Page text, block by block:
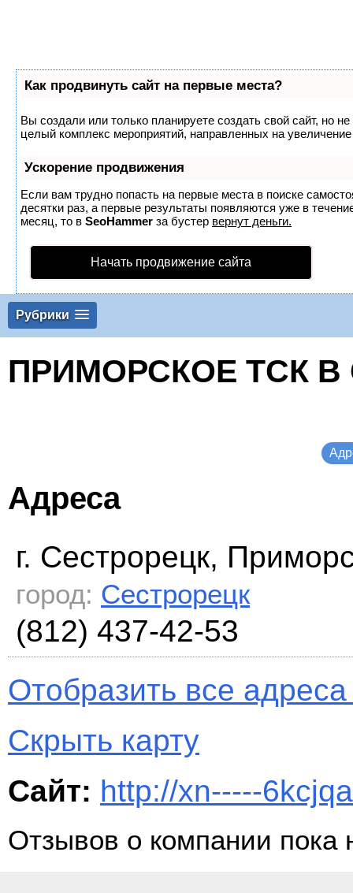
Как продвинуть сайт на первые места?
Вы создали или только планируете создать свой сайт, но
целый комплекс мероприятий, направленных на
Ускорение продвижения
Если вам трудно попасть на первые места в поиске
десятки раз, а первые результаты появляются уже в
месяц, то в SeoHammer за бустер вернут деньги.
Начать продвижение сайта
Рубрики
ПРИМОРСКОЕ ТСК В
Адреса
г. Сестрорецк,
город: Сестрорецк
(812) 437-42-53
Отобразить все
Скрыть карту
Сайт: http://xn-----
Отзывов о компании пока